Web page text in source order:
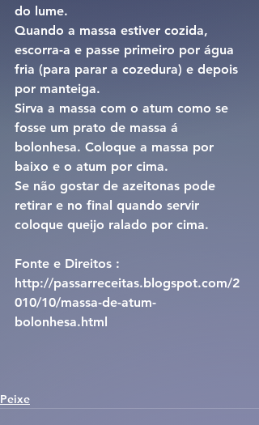
do lume.
Quando a massa estiver cozida,
escorra-a e passe primeiro por água
fria (para parar a cozedura) e depois
por manteiga.
Sirva a massa com o atum como se
fosse um prato de massa á
bolonhesa. Coloque a massa por
baixo e o atum por cima.
Se não gostar de azeitonas pode
retirar e no final quando servir
coloque queijo ralado por cima.
Fonte e Direitos :
http://passarreceitas.blogspot.com/2
010/10/massa-de-atum-
bolonhesa.html
Peixe